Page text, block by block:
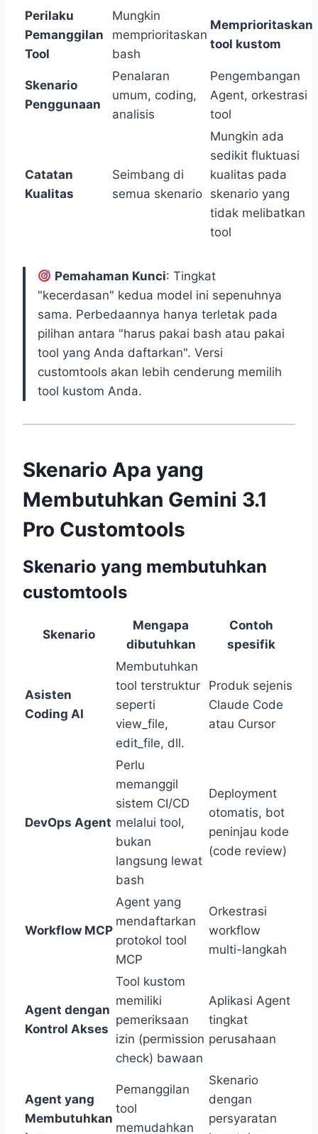
Perilaku
Pemanggilan
Tool
Mungkin
memprioritaskan
bash
Memprioritaskan
tool kustom
Skenario
Penggunaan
Penalaran
umum, coding,
analisis
Pengembangan
Agent, orkestrasi
tool
Catatan
Kualitas
Seimbang di
semua skenario
Mungkin ada
sedikit fluktuasi
kualitas pada
skenario yang
tidak melibatkan
tool
Pemahaman Kunci: Tingkat
"kecerdasan" kedua model ini sepenuhnya
sama. Perbedaannya hanya terletak pada
pilihan antara "harus pakai bash atau pakai
tool yang Anda daftarkan". Versi
customtools akan lebih cenderung memilih
tool kustom Anda.
Skenario Apa yang
Membutuhkan Gemini 3.1
Pro Customtools
Skenario yang membutuhkan
customtools
Skenario
Mengapa
dibutuhkan
Contoh
spesifik
Asisten
Coding AI
Membutuhkan
tool terstruktur
seperti
view_file,
edit_file, dll.
Produk sejenis
Claude Code
atau Cursor
DevOps Agent
Perlu
memanggil
sistem CI/CD
melalui tool,
bukan
langsung lewat
bash
Deployment
otomatis, bot
peninjau kode
(code review)
Workflow MCP
Agent yang
mendaftarkan
protokol tool
MCP
Orkestrasi
workflow
multi-langkah
Agent dengan
Kontrol Akses
Tool kustom
memiliki
pemeriksaan
izin (permission
check) bawaan
Aplikasi Agent
tingkat
perusahaan
Agent yang
Membutuhkan
Pemanggilan
tool
memudahkan
Skenario
dengan
persyaratan